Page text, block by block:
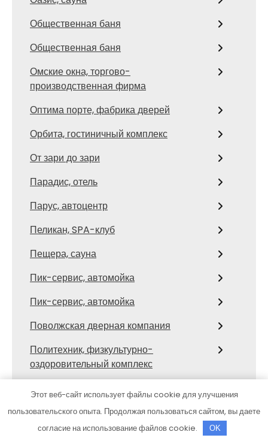
Общественная баня
Общественная баня
Омские окна, торгово-
производственная фирма
Оптима порте, фабрика дверей
Орбита, гостиничный комплекс
От зари до зари
Парадис, отель
Парус, автоцентр
Пеликан, SPA-клуб
Пещера, сауна
Пик-сервис, автомойка
Пик-сервис, автомойка
Поволжская дверная компания
Политехник, физкультурно-
оздоровительный комплекс
Политика конфиденциальности
Полушкино, оздоровительный комплекс
Помощь на дороге, эвакуация
Этот веб-сайт использует файлы cookie для улучшения
пользовательского опыта. Продолжая пользоваться сайтом, вы даете
согласие на использование файлов cookie.
OK